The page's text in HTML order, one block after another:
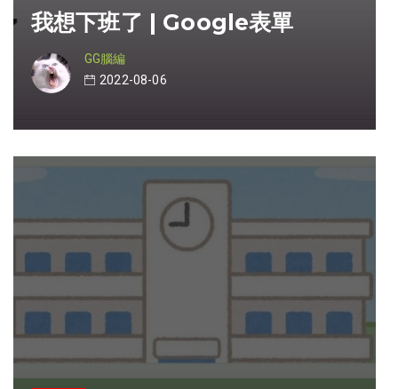
我想下班了 | Google表單
GG腦編
2022-08-06